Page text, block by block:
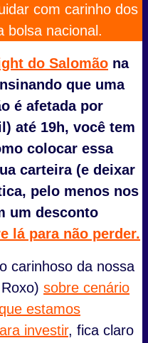
com carinho dos
bolsa nacional.
do Salomão na
que uma
é afetada por
até 19h, você tem
colocar essa
carteira (e deixar
pelo menos nos
um desconto
lá para não perder.
carinhoso da nossa
sobre cenário
estamos
investir, fica claro